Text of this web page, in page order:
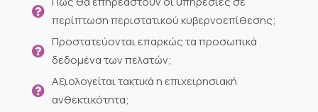
περίπτωση περιστατικού κυβερνοεπίθεσης;
Προστατεύονται επαρκώς τα προσωπικά
δεδομένα των πελατών;
Αξιολογείται τακτικά η επιχειρησιακή
ανθεκτικότητα;